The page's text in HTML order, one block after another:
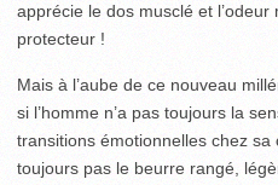
apprécie le dos musclé et
protecteur !
Mais à l’aube de ce nouveau
si l’homme n’a pas toujours la
transitions émotionnelles chez sa
toujours pas le beurre rangé,